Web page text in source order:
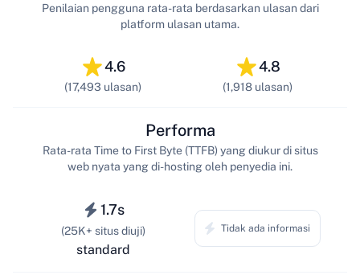
4.6
(17,493 ulasan)
Penilaian pengguna rata-rata berdasarkan ulasan dari
platform ulasan utama.
4.8
(1,918 ulasan)
1.7s
(25K+ situs diuji)
standard
Performa
Rata-rata Time to First Byte (TTFB) yang diukur di situs
web nyata yang di-hosting oleh penyedia ini.
Tidak ada informasi